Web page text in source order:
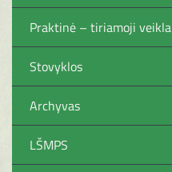
Praktinė – tiriamoji veikla
Stovyklos
Archyvas
LŠMPS